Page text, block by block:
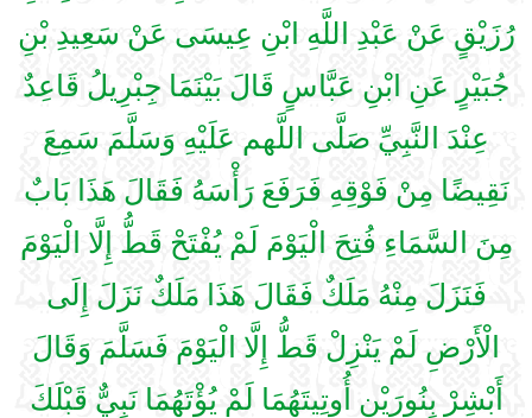
رُزَيْقٍ عَنْ عَبْدِ اللَّهِ ابْنِ عِيسَى عَنْ سَعِيدِ بْنِ
جُبَيْرٍ عَنِ ابْنِ عَبَّاسٍ قَالَ بَيْنَمَا جِبْرِيلُ قَاعِدٌ
عِنْدَ النَّبِيِّ صَلَّى اللَّهم عَلَيْهِ وَسَلَّمَ سَمِعَ
نَقِيضًا مِنْ فَوْقِهِ فَرَفَعَ رَأْسَهُ فَقَالَ هَذَا بَابٌ
مِنَ السَّمَاءِ فُتِحَ الْيَوْمَ لَمْ يُفْتَحْ قَطُّ إِلَّا الْيَوْمَ
فَنَزَلَ مِنْهُ مَلَكٌ فَقَالَ هَذَا مَلَكٌ نَزَلَ إِلَى
الْأَرْضِ لَمْ يَنْزِلْ قَطُّ إِلَّا الْيَوْمَ فَسَلَّمَ وَقَالَ
أَبْشِرْ بِنُورَيْنِ أُوتِيتَهُمَا لَمْ يُؤْتَهُمَا نَبِيٌّ قَبْلَكَ